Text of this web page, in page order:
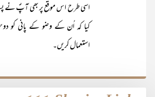
اسی طرح اس موقع پر بھی آپؐ نے
کیا کہ اُن کے وضو کے پانی کو
استعمال کریں۔